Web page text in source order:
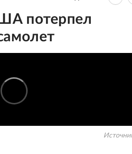
потерпел